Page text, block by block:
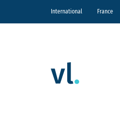
International France